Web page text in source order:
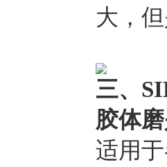
大，
三、
胶体
适用